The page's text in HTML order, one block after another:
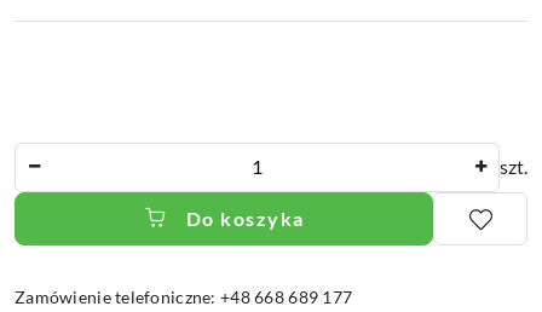
szt.
Do koszyka
Zamówienie telefoniczne: +48 668 689 177